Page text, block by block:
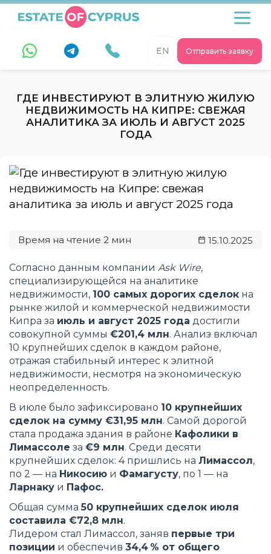
Отправить заявку
EN
ГДЕ ИНВЕСТИРУЮТ В ЭЛИТНУЮ ЖИЛУЮ
НЕДВИЖИМОСТЬ НА КИПРЕ: СВЕЖАЯ
АНАЛИТИКА ЗА ИЮЛЬ И АВГУСТ 2025
ГОДА
15.10.2025
Согласно данным компании Ask Wire,
специализирующейся на аналитике
недвижимости, 100 самых дорогих сделок на
рынке жилой и коммерческой недвижимости
Кипра за июль и август 2025 года достигли
совокупной суммы €201,4 млн. Анализ включал
10 крупнейших сделок в каждом районе,
отражая стабильный интерес к элитной
недвижимости, несмотря на экономическую
неопределенность.
В июле было зафиксировано 10 крупнейших
сделок на сумму €31,95 млн. Самой дорогой
стала продажа здания в районе Кафолики в
Лимассоле за €9 млн. Среди десяти
крупнейших сделок: 4 пришлись на Лимассол,
по 2 — на Никосию и Фамагусту, по 1 — на
Ларнаку и Пафос.
Общая сумма50 крупнейших сделок июля
составила €72,8 млн.
Лидером стал Лимассол, заняв первые три
позиции и обеспечив 34,4 % от общего